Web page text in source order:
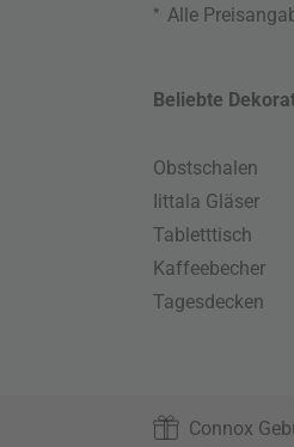
* Alle
Beliebte
Obstschalen
Iittala Gläser
Tabletttisch
Kaffeebecher
Tagesdecken
Connox